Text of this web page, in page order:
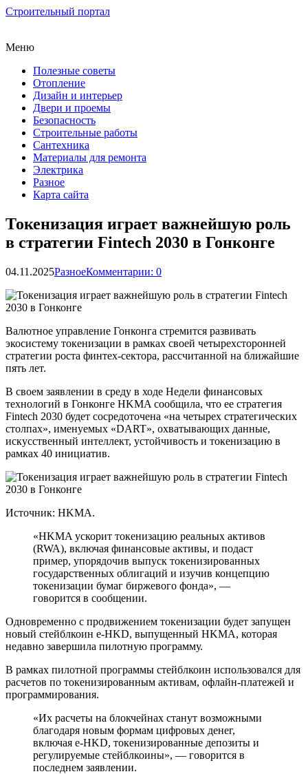
Строительный портал
Меню
Полезные советы
Отопление
Дизайн и интерьер
Двери и проемы
Безопасность
Строительные работы
Сантехника
Материалы для ремонта
Электрика
Разное
Карта сайта
Токенизация играет важнейшую роль
в стратегии Fintech 2030 в Гонконге
04.11.2025РазноеКомментарии: 0
Валютное управление Гонконга стремится развивать
экосистему токенизации в рамках своей четырехсторонней
стратегии роста финтех-сектора, рассчитанной на ближайшие
пять лет.
В своем заявлении в среду в ходе Недели финансовых
технологий в Гонконге HKMA сообщила, что ее стратегия
Fintech 2030 будет сосредоточена «на четырех стратегических
столпах», именуемых «DART», охватывающих данные,
искусственный интеллект, устойчивость и токенизацию в
рамках 40 инициатив.
Источник: HKMA.
«HKMA ускорит токенизацию реальных активов
(RWA), включая финансовые активы, и подаст
пример, упорядочив выпуск токенизированных
государственных облигаций и изучив концепцию
токенизации бумаг биржевого фонда», —
говорится в сообщении.
Одновременно с продвижением токенизации будет запущен
новый стейблкоин e-HKD, выпущенный HKMA, которая
недавно завершила пилотную программу.
В рамках пилотной программы стейблкоин использовался для
расчетов по токенизированным активам, офлайн-платежей и
программирования.
«Их расчеты на блокчейнах станут возможными
благодаря новым формам цифровых денег,
включая e-HKD, токенизированные депозиты и
регулируемые стейблкоины», — говорится в
последнем заявлении.